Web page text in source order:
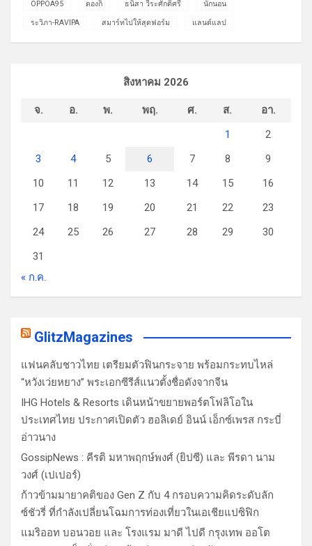
OPPOA95 ดองกิ ธนิสา วีระศักดิ์ศรี นักนอน
ระวิภา-RAVIPA สมาร์ทไปให้สุดฟอร์ม แลนด์แลป
สิงหาคม 2026
จ. อ. พ. พฤ. ศ. ส.
อา.
1
2
3
4 5 6 7 8
9
10
11 12 13 14 15
16
17
18 19 20 21 22
23
24
25 26 27 28 29
30
31
« ก.ค.
GlitzMagazines
แฟนคลับชาวไทย เตรียมตัวฟินกระจาย พร้อมกระทบไหล่
“หวังเว่ยหยาง” พระเอกซีรีส์แนวตั้งชื่อดังจากจีน
IHG Hotels & Resorts เดินหน้าขยายพอร์ตโฟลิโอใน
ประเทศไทย ประกาศเปิดตัว ฮอลิเดย์ อินน์ เอ็กซ์เพรส กระบี่
อ่าวนาง
GossipNews : คีรติ มหาพฤกษ์พงศ์ (ยิปซี) และ พีรดา นาม
วงศ์ (เปเปอร์)
ก้าวข้ามมายาคติของ Gen Z กับ 4 กรอบความคิดระดับลัก
ซ์ชัวรี่ ที่กำลังเปลี่ยนโฉมการท่องเที่ยวในเอเชียแปซิฟิก
แมริออท บอนวอย และ โรงแรม มาดี ไปดี กรุงเทพ ออโต